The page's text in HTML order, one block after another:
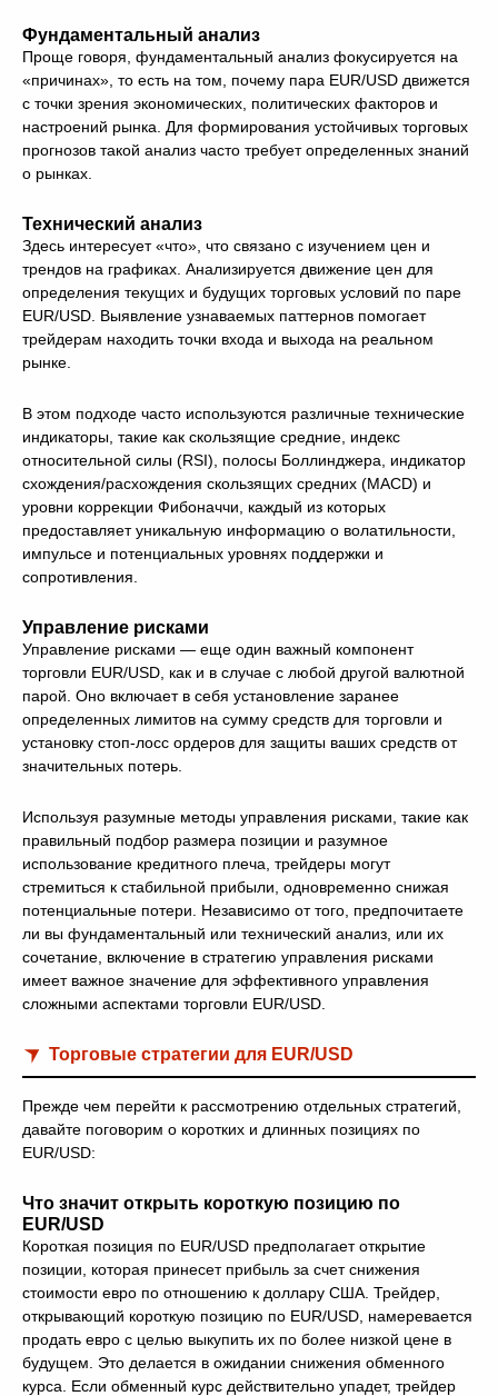
Фундаментальный анализ
Проще говоря, фундаментальный анализ фокусируется на
«причинах», то есть на том, почему пара EUR/USD движется
с точки зрения экономических, политических факторов и
настроений рынка. Для формирования устойчивых торговых
прогнозов такой анализ часто требует определенных знаний
о рынках.
Технический анализ
Здесь интересует «что», что связано с изучением цен и
трендов на графиках. Анализируется движение цен для
определения текущих и будущих торговых условий по паре
EUR/USD. Выявление узнаваемых паттернов помогает
трейдерам находить точки входа и выхода на реальном
рынке.
В этом подходе часто используются различные технические
индикаторы, такие как скользящие средние, индекс
относительной силы (RSI), полосы Боллинджера, индикатор
схождения/расхождения скользящих средних (MACD) и
уровни коррекции Фибоначчи, каждый из которых
предоставляет уникальную информацию о волатильности,
импульсе и потенциальных уровнях поддержки и
сопротивления.
Управление рисками
Управление рисками — еще один важный компонент
торговли EUR/USD, как и в случае с любой другой валютной
парой. Оно включает в себя установление заранее
определенных лимитов на сумму средств для торговли и
установку стоп-лосс ордеров для защиты ваших средств от
значительных потерь.
Используя разумные методы управления рисками, такие как
правильный подбор размера позиции и разумное
использование кредитного плеча, трейдеры могут
стремиться к стабильной прибыли, одновременно снижая
потенциальные потери. Независимо от того, предпочитаете
ли вы фундаментальный или технический анализ, или их
сочетание, включение в стратегию управления рисками
имеет важное значение для эффективного управления
сложными аспектами торговли EUR/USD.
Торговые стратегии для EUR/USD
Прежде чем перейти к рассмотрению отдельных стратегий,
давайте поговорим о коротких и длинных позициях по
EUR/USD:
Что значит открыть короткую позицию по
EUR/USD
Короткая позиция по EUR/USD предполагает открытие
позиции, которая принесет прибыль за счет снижения
стоимости евро по отношению к доллару США. Трейдер,
открывающий короткую позицию по EUR/USD, намеревается
продать евро с целью выкупить их по более низкой цене в
будущем. Это делается в ожидании снижения обменного
курса. Если обменный курс действительно упадет, трейдер